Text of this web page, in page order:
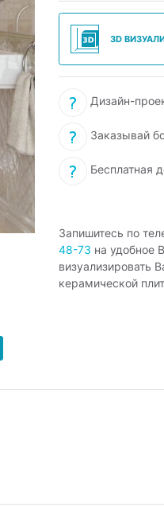
3D
Дизайн-
Заказывай
Бесплатная
Запишитесь по
48-73 на удобное
визуализировать
керамической